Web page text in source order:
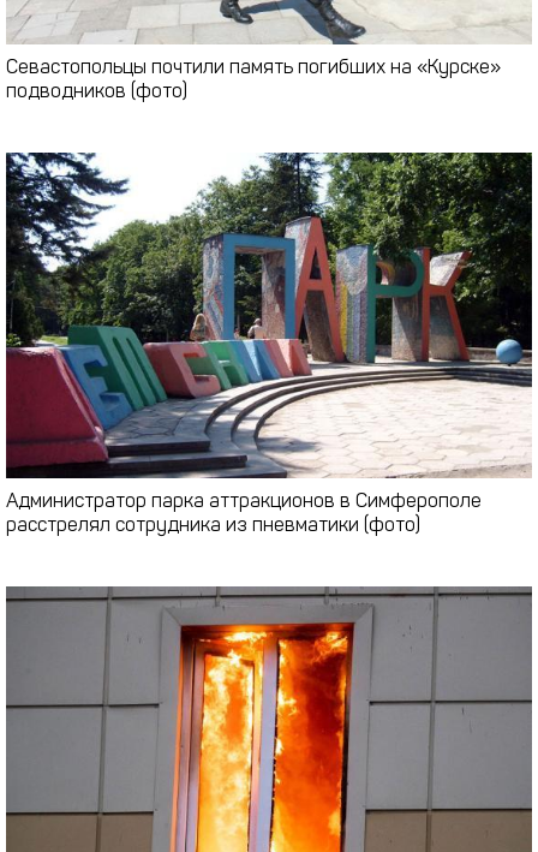
Севастопольцы почтили память погибших на «Курске»
подводников (фото)
Администратор парка аттракционов в Симферополе
расстрелял сотрудника из пневматики (фото)